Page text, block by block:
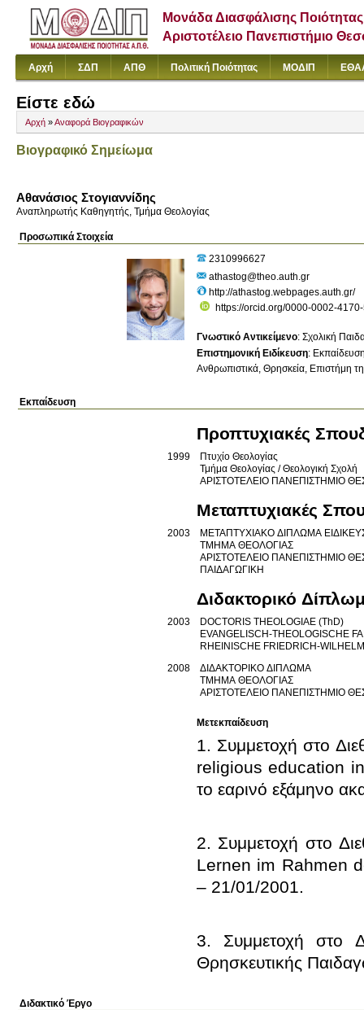
Μονάδα Διασφάλισης Ποιότητας
Αριστοτέλειο Πανεπιστήμιο
Αρχή ΣΔΠ ΑΠΘ Πολιτική Ποιότητας ΜΟΔΙΠ
Είστε εδώ
Αρχή »Αναφορά Βιογραφικών
Βιογραφικό Σημείωμα
Αθανάσιος Στογιαννίδης
Αναπληρωτής Καθηγητής, Τμήμα Θεολογίας
Προσωπικά Στοιχεία
2310996627
athastog@theo.auth.gr
http://athastog.webpages.auth.gr/
https://orcid.org/0000-0002-
Γνωστικό Αντικείμενο: Σχολική
Επιστημονική Ειδίκευση:
Ανθρωπιστικά Θρησκεία Επιστήμη
Εκπαίδευση
Προπτυχιακές
1999
Πτυχίο Θεολογίας
Τμήμα Θεολογίας / Θεολογική Σχολή
ΑΡΙΣΤΟΤΕΛΕΙΟ ΠΑΝΕΠΙΣΤΗΜΙΟ
Μεταπτυχιακές
2003
ΜΕΤΑΠΤΥΧΙΑΚΟ ΔΙΠΛΩΜΑ
ΤΜΗΜΑ ΘΕΟΛΟΓΙΑΣ
ΑΡΙΣΤΟΤΕΛΕΙΟ ΠΑΝΕΠΙΣΤΗΜΙΟ
ΠΑΙΔΑΓΩΓΙΚΗ
Διδακτορικό
2003
DOCTORIS THEOLOGIAE (ThD)
EVANGELISCH-THEOLOGISCHE
RHEINISCHE FRIEDRICH-
2008
ΔΙΔΑΚΤΟΡΙΚΟ ΔΙΠΛΩΜΑ
ΤΜΗΜΑ ΘΕΟΛΟΓΙΑΣ
ΑΡΙΣΤΟΤΕΛΕΙΟ ΠΑΝΕΠΙΣΤΗΜΙΟ
Μετεκπαίδευση
1. Συμμετοχή στο
religious education in
2. Συμμετοχή στο
Lernen im Rahmen
3. Συμμετοχή στο
Θρησκευτικής
Διδακτικό Έργο